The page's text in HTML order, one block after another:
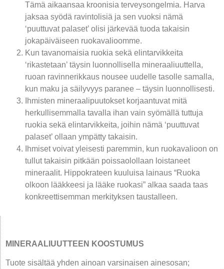
Tämä aikaansaa kroonisia terveysongelmia. Harva
jaksaa syödä ravintolisiä ja sen vuoksi nämä
‘puuttuvat palaset’ olisi järkevää tuoda takaisin
jokapäiväiseen ruokavalioomme.
Kun tavanomaisia ruokia sekä elintarvikkeita
‘rikastetaan’ täysin luonnollisella mineraaliuuttella,
ruoan ravinnerikkaus nousee uudelle tasolle samalla,
kun maku ja säilyvyys paranee – täysin luonnollisesti.
Ihmisten mineraalipuutokset korjaantuvat mitä
herkullisemmalla tavalla ihan vain syömällä tuttuja
ruokia sekä elintarvikkeita, joihin nämä ‘puuttuvat
palaset’ ollaan ympätty takaisin.
Ihmiset voivat yleisesti paremmin, kun ruokavalioon on
tullut takaisin pitkään poissaolollaan loistaneet
mineraalit. Hippokrateen kuuluisa lainaus “Ruoka
olkoon lääkkeesi ja lääke ruokasi” alkaa saada taas
konkreettisemman merkityksen taustalleen.
MINERAALIUUTTEEN KOOSTUMUS
Tuote sisältää yhden ainoan varsinaisen ainesosan;